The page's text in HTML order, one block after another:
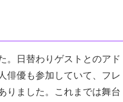
。日替わりゲストとのアド
俳優も参加していて、フレ
りました。これまでは舞台